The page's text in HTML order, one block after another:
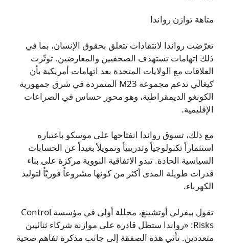
متاهة توازن رواندا
تعرّضت رواندا لانتقادات تتعلق بحقوق الإنسان، بما في
ذلك اتهامات تستهدف الصحفيين والمعارضين. توتّرت
العلاقات مع الولايات المتحدة بعد اتهامات أمريكية بأن
كيغالي تدعم مجموعة M23 المتمردة في شرق جمهورية
الكونغو الديمقراطية، وهو محور حساس في الصراعات
الإقليمية.
مع ذلك، تسوق رواندا انفتاحها على موسكو باعتباره
استثماراً تكنولوجياً وتدريبياً وتمويلاً بعيداً عن الحسابات
السياسية الحادة. تبدو الاتفاقية النووية مركزة على بناء
قدرات طويلة المدى أكثر من كونها مشروعاً فوريّاً لتوليد
الكهرباء.
تقول بيفرلي أوتشينغ، محللة أولى في مؤسسة Control
Risks: «رواندا ستظل قادرة على موازنة شركاء ثنائيين
متعددين. تأتي هذه الصفقة إلى جانب مذكرة تفاهم صحية